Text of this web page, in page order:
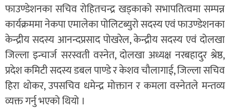
फाउण्डेशनका सचिव रोहितचन्द्र खड्काको सभापतित्वमा सम्पन्न
कार्यक्रममा नेकपा एमालेका पोलिटब्युरो सदस्य एवं फाउण्डेशनका
केन्द्रीय सदस्य आनन्दप्रसाद पोखरेल, केन्द्रीय सदस्य एवं दोलखा
जिल्ला इन्चार्ज सरस्वती वस्नेत, दोलखा अध्यक्ष नरबहादुर श्रेष्ठ,
प्रदेश कमिटी सदस्य डबल पाण्डे र केशव चौलागाई, जिल्ला सचिव
हिरा थोकर, उपसचिव धमेन्द्र मोक्तान र कमला वस्नेतले मन्तव्य
व्यक्त गर्नु भएको थियो ।